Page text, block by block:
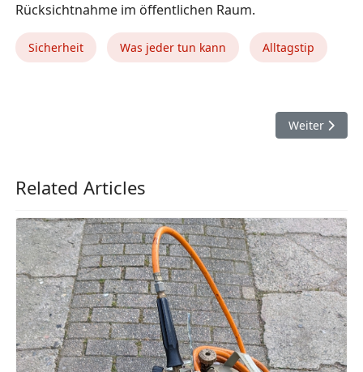
Rücksichtnahme im öffentlichen Raum.
Sicherheit Was jeder tun kann Alltagstip
Nächster
Weiter
Related Articles